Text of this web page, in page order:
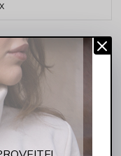
Médio Rocksham
contemporâneo de